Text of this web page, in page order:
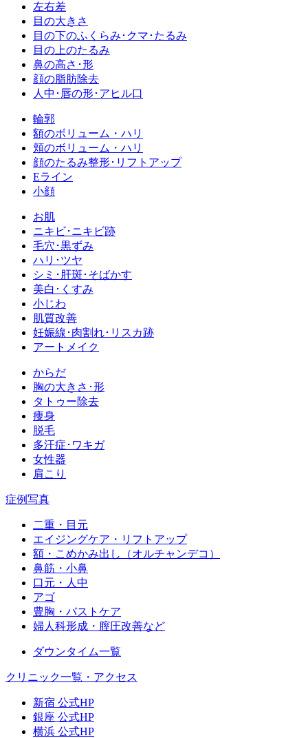
左右差
目の大きさ
目の下のふくらみ･クマ･たるみ
目の上のたるみ
鼻の高さ･形
顔の脂肪除去
人中･唇の形･アヒル口
輪郭
額のボリューム・ハリ
頬のボリューム・ハリ
顔のたるみ整形･リフトアップ
Eライン
小顔
お肌
ニキビ･ニキビ跡
毛穴･黒ずみ
ハリ･ツヤ
シミ･肝斑･そばかす
美白･くすみ
小じわ
肌質改善
妊娠線･肉割れ･リスカ跡
アートメイク
からだ
胸の大きさ･形
タトゥー除去
痩身
脱毛
多汗症･ワキガ
女性器
肩こり
症例写真
二重・目元
エイジングケア・リフトアップ
額・こめかみ出し（オルチャンデコ）
鼻筋・小鼻
口元・人中
アゴ
豊胸・バストケア
婦人科形成・膣圧改善など
ダウンタイム一覧
クリニック一覧・アクセス
新宿 公式HP
銀座 公式HP
横浜 公式HP